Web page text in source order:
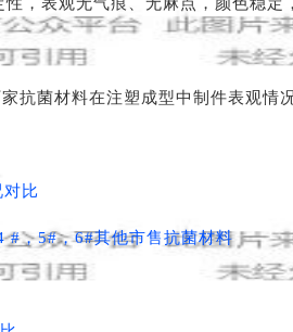
抗菌材料在注塑成型中制件表观情况
比
#，5#，6#其他市售抗菌材料